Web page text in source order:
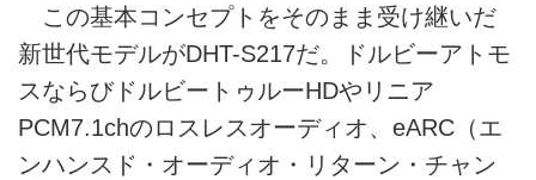
この基本コンセプトをそのまま受け継いだ
新世代モデルがDHT-S217だ。ドルビーアトモ
スならびドルビートゥルーHDやリニア
PCM7.1chのロスレスオーディオ、eARC（エ
ンハンスド・オーディオ・リターン・チャン